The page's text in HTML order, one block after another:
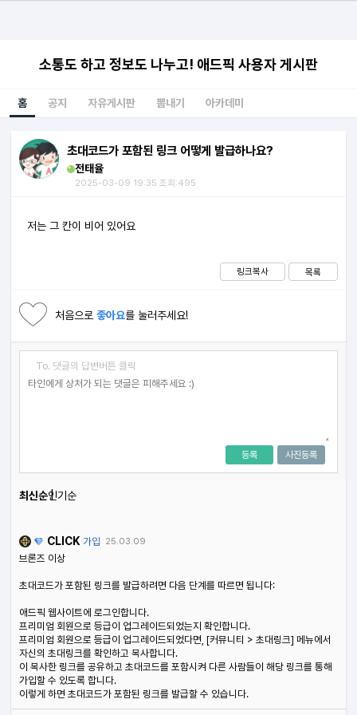
소통도 하고 정보도 나누고! 애드픽 사용자 게시판
홈 공지 자유게시판 뽐내기 아카데미
초대코드가 포함된 링크 어떻게 발급하나요?
전태율
2025-03-09 19:35 조회:495
저는 그 칸이 비어 있어요
링크복사 목록
처음으로좋아요를 눌러주세요!
To. 댓글의 답변버튼 클릭
사진등록
등록
최신순인기순
CLICK 가입 25.03.09
브론즈 이상
초대코드가 포함된 링크를 발급하려면 다음 단계를 따르면 됩니다:
애드픽 웹사이트에 로그인합니다.
프리미엄 회원으로 등급이 업그레이드되었는지 확인합니다.
프리미엄 회원으로 등급이 업그레이드되었다면, [커뮤니티 > 초대링크] 메뉴에서
자신의 초대링크를 확인하고 복사합니다.
이 복사한 링크를 공유하고 초대코드를 포함시켜 다른 사람들이 해당 링크를 통해
가입할 수 있도록 합니다.
이렇게 하면 초대코드가 포함된 링크를 발급할 수 있습니다.